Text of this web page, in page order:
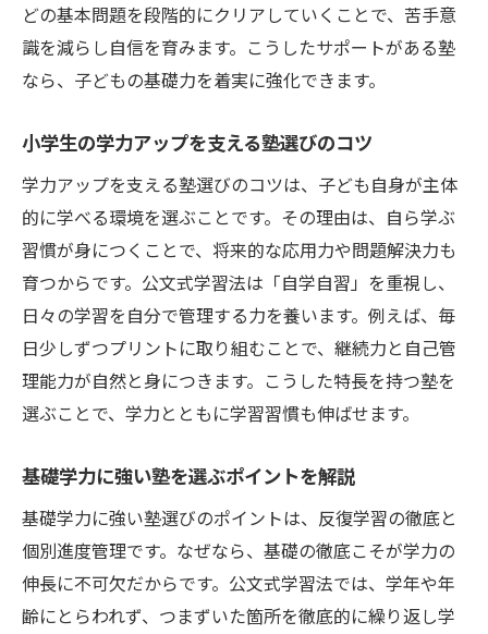
どの基本問題を段階的にクリアしていくことで、苦手意
識を減らし自信を育みます。こうしたサポートがある塾
なら、子どもの基礎力を着実に強化できます。
小学生の学力アップを支える塾選びのコツ
学力アップを支える塾選びのコツは、子ども自身が主体
的に学べる環境を選ぶことです。その理由は、自ら学ぶ
習慣が身につくことで、将来的な応用力や問題解決力も
育つからです。公文式学習法は「自学自習」を重視し、
日々の学習を自分で管理する力を養います。例えば、毎
日少しずつプリントに取り組むことで、継続力と自己管
理能力が自然と身につきます。こうした特長を持つ塾を
選ぶことで、学力とともに学習習慣も伸ばせます。
基礎学力に強い塾を選ぶポイントを解説
基礎学力に強い塾選びのポイントは、反復学習の徹底と
個別進度管理です。なぜなら、基礎の徹底こそが学力の
伸長に不可欠だからです。公文式学習法では、学年や年
齢にとらわれず、つまずいた箇所を徹底的に繰り返し学